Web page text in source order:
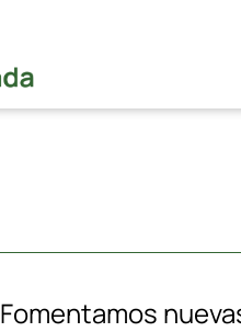
Fomentamos